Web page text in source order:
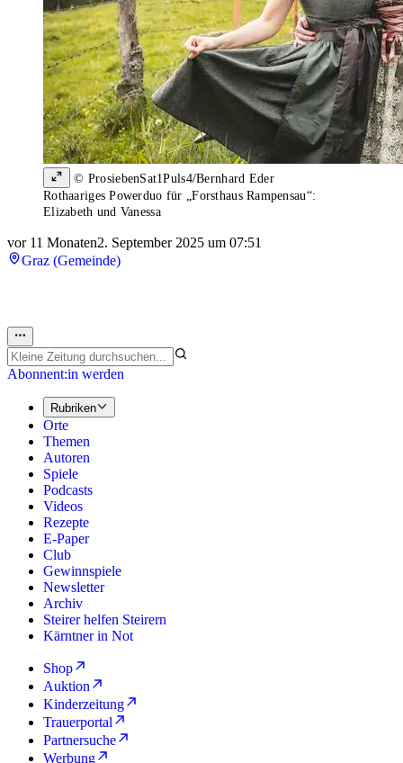
© ProsiebenSat1Puls4/Bernhard Eder
Rothaariges Powerduo für „Forsthaus Rampensau“:
Elizabeth und Vanessa
vor 11 Monaten2. September 2025 um 07:51
Graz (Gemeinde)
Abonnent:in werden
Rubriken
Orte
Themen
Autoren
Spiele
Podcasts
Videos
Rezepte
E-Paper
Club
Gewinnspiele
Newsletter
Archiv
Steirer helfen Steirern
Kärntner in Not
Shop
Auktion
Kinderzeitung
Trauerportal
Partnersuche
Werbung